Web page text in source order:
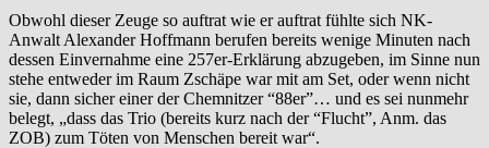
Obwohl dieser Zeuge so auftrat wie er auftrat fühlte sich NK-
Anwalt Alexander Hoffmann berufen bereits wenige Minuten nach
dessen Einvernahme eine 257er-Erklärung abzugeben, im Sinne nun
stehe entweder im Raum Zschäpe war mit am Set, oder wenn nicht
sie, dann sicher einer der Chemnitzer “88er”… und es sei nunmehr
belegt, „dass das Trio (bereits kurz nach der “Flucht”, Anm. das
ZOB) zum Töten von Menschen bereit war“.